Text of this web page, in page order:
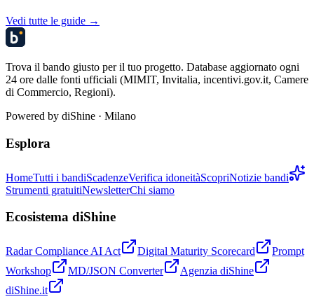
Vedi tutte le guide →
Trova il bando giusto per il tuo progetto. Database aggiornato ogni
24 ore dalle fonti ufficiali (MIMIT, Invitalia, incentivi.gov.it, Camere
di Commercio, Regioni).
Powered by diShine · Milano
Esplora
HomeTutti i bandiScadenzeVerifica idoneitàScopriNotizie bandi
Strumenti gratuitiNewsletterChi siamo
Ecosistema diShine
Radar Compliance AI Act Digital Maturity Scorecard
Prompt
Workshop
MD/JSON Converter
Agenzia diShine
diShine.it